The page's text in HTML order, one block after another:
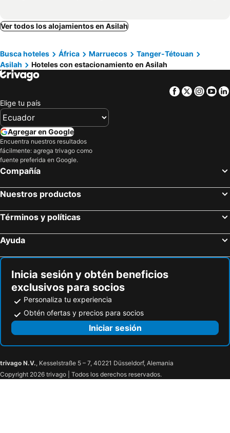
Ver todos los alojamientos en Asilah
Busca hoteles África Marruecos
Tanger-Tétouan
Asilah
Hoteles con estacionamiento en Asilah
Facebook
Twitter
Elige tu país
Agregar en Google
Encuentra nuestros resultados
fácilmente: agrega trivago como
fuente preferida en Google.
Compañía
Nuestros productos
Términos y políticas
Ayuda
Inicia sesión y obtén beneficios
exclusivos para socios
Personaliza tu experiencia
Obtén ofertas y precios para socios
Iniciar sesión
trivago N.V., Kesselstraße 5 – 7, 40221 Düsseldorf, Alemania
Copyright 2026 trivago | Todos los derechos reservados.